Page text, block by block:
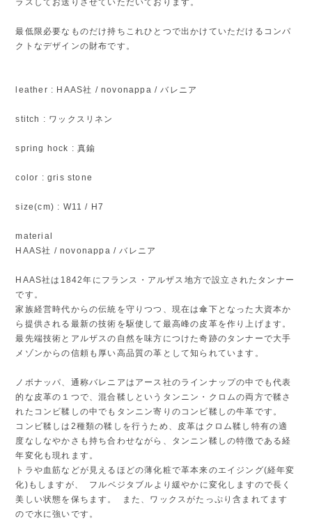
最低限必要なものだけ持ちこれひとつで出かけていただけるコンパ
クトなデザインの財布です。
leather : HAAS社 / novonappa / バレニア
stitch : ワックスリネン
spring hock : 真鍮
color : gris stone
size(cm) : W11 / H7
material
HAAS社 / novonappa / バレニア
HAAS社は1842年にフランス・アルザス地方で設立されたタンナー
です。
家族経営時代からの伝統を守りつつ、現在は傘下となった大資本か
ら提供される最新の技術を駆使して最高峰の皮革を作り上げます。
最先端技術とアルザスの自然を味方につけた奇跡のタンナーで大手
メゾンからの信頼も厚い高品質の革として知られています。
ノボナッパ、通称バレニアはアース社のラインナップの中でも代表
的な皮革の１つで、混合鞣しというタンニン・クロムの両方で鞣さ
れたコンビ鞣しの中でもタンニン寄りのコンビ鞣しの牛革です。
コンビ鞣しは2種類の鞣しを行うため、皮革はクロム鞣し特有の適
度なしなやかさも持ち合わせながら、タンニン鞣しの特徴である経
年変化も現れます。
トラや血筋などが見えるほどの薄化粧で革本来のエイジング(経年変
化)もしますが、 フルベジタブルより緩やかに変化しますので長く
美しい状態を保ちます。 また、ワックスがたっぷり含まれてます
ので水に強いです。